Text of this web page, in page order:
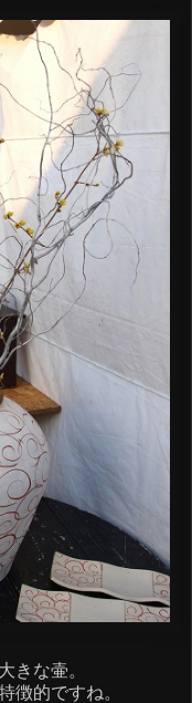
きな壷。
徴的ですね。